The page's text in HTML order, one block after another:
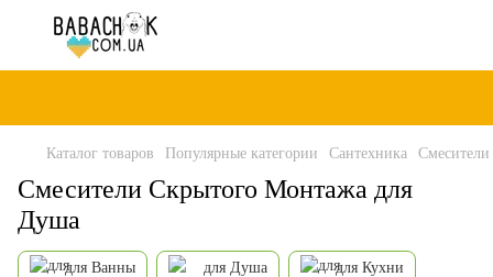
Каталог товаров Популярные категории Сантехника Смесители
Смесители Скрытого Монтажа для
Душа
для Ванны для Душа для Кухни